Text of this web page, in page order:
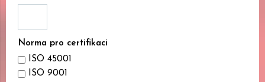
Norma pro certifikaci
ISO 45001
ISO 9001